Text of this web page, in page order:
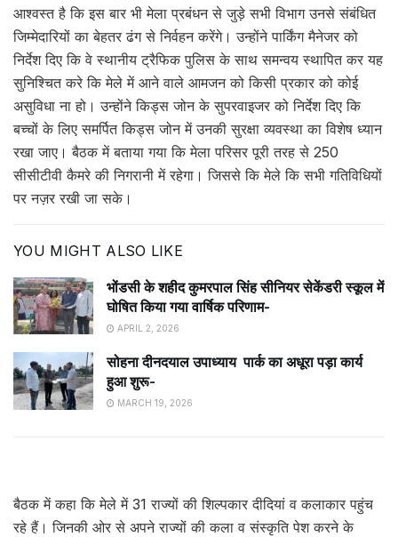
आश्वस्त है कि इस बार भी मेला प्रबंधन से जुड़े सभी विभाग उनसे संबंधित
जिम्मेदारियों का बेहतर ढंग से निर्वहन करेंगे। उन्होंने पार्किंग मैनेजर को
निर्देश दिए कि वे स्थानीय ट्रैफिक पुलिस के साथ समन्वय स्थापित कर यह
सुनिश्चित करे कि मेले में आने वाले आमजन को किसी प्रकार को कोई
असुविधा ना हो। उन्होंने किड्स जोन के सुपरवाइजर को निर्देश दिए कि
बच्चों के लिए समर्पित किड्स जोन में उनकी सुरक्षा व्यवस्था का विशेष ध्यान
रखा जाए। बैठक में बताया गया कि मेला परिसर पूरी तरह से 250
सीसीटीवी कैमरे की निगरानी में रहेगा। जिससे कि मेले कि सभी गतिविधियों
पर नज़र रखी जा सके।
YOU MIGHT ALSO LIKE
भोंडसी के शहीद कुमरपाल सिंह सीनियर सेकेंडरी स्कूल में
घोषित किया गया वार्षिक परिणाम-
APRIL 2, 2026
सोहना दीनदयाल उपाध्याय पार्क का अधूरा पड़ा कार्य
हुआ शुरू-
MARCH 19, 2026
बैठक में कहा कि मेले में 31 राज्यों की शिल्पकार दीदियां व कलाकार पहुंच
रहे हैं। जिनकी ओर से अपने राज्यों की कला व संस्कृति पेश करने के